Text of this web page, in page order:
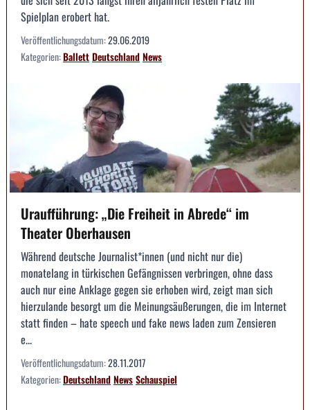
Spielplan erobert hat.
Veröffentlichungsdatum:29.06.2019
Kategorien:BallettDeutschlandNews
Uraufführung: „Die Freiheit in Abrede“ im
Theater Oberhausen
Während deutsche Journalist*innen (und nicht nur die)
monatelang in türkischen Gefängnissen verbringen, ohne dass
auch nur eine Anklage gegen sie erhoben wird, zeigt man sich
hierzulande besorgt um die Meinungsäußerungen, die im Internet
statt finden – hate speech und fake news laden zum Zensieren
e...
Veröffentlichungsdatum:28.11.2017
Kategorien:DeutschlandNewsSchauspiel